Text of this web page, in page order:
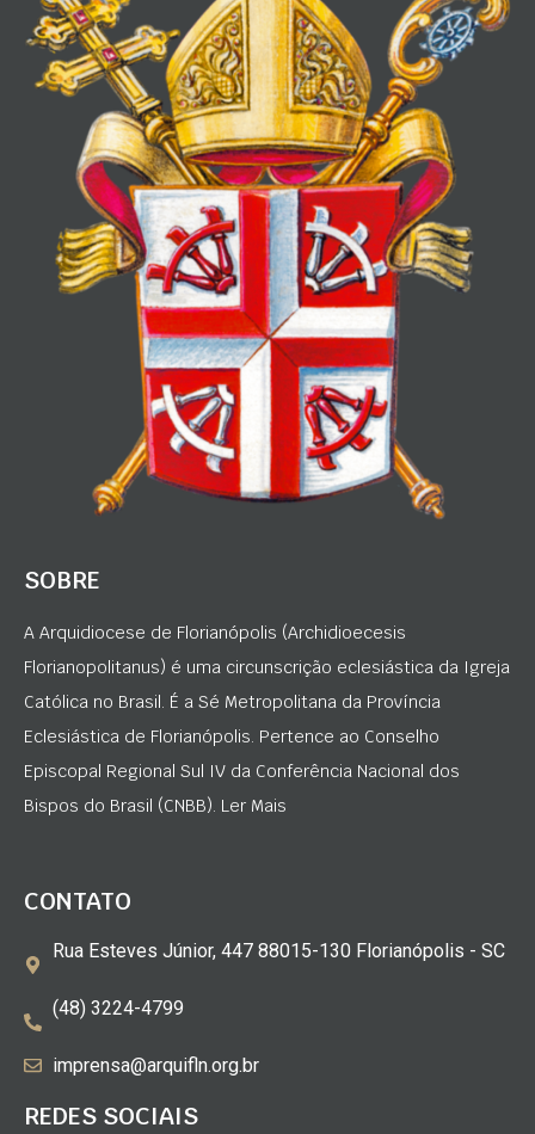
SOBRE
A Arquidiocese de Florianópolis (Archidioecesis
Florianopolitanus) é uma circunscrição eclesiástica da Igreja
Católica no Brasil. É a Sé Metropolitana da Província
Eclesiástica de Florianópolis. Pertence ao Conselho
Episcopal Regional Sul IV da Conferência Nacional dos
Bispos do Brasil (CNBB). Ler Mais
CONTATO
Rua Esteves Júnior, 447 88015-130 Florianópolis - SC
(48) 3224-4799
imprensa@arquifln.org.br
REDES SOCIAIS